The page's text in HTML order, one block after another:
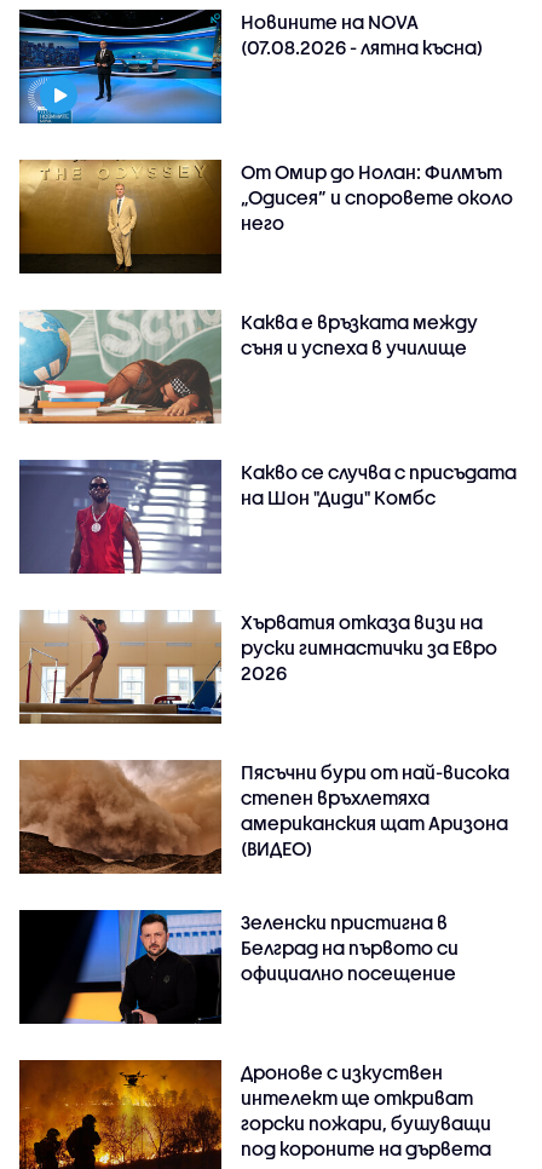
Новините на NOVA
(07.08.2026 - лятна късна)
От Омир до Нолан: Филмът
„Одисея” и споровете около
него
Каква е връзката между
съня и успеха в училище
Какво се случва с присъдата
на Шон "Диди" Комбс
Хърватия отказа визи на
руски гимнастички за Евро
2026
Пясъчни бури от най-висока
степен връхлетяха
американския щат Аризона
(ВИДЕО)
Зеленски пристигна в
Белград на първото си
официално посещение
Дронове с изкуствен
интелект ще откриват
горски пожари, бушуващи
под короните на дървета